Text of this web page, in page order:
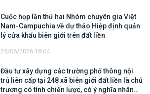
Cuộc họp lần thứ hai Nhóm chuyên gia Việt
Nam-Campuchia về dự thảo Hiệp định quản
lý cửa khẩu biên giới trên đất liền
25/06/2026 18:04
Đầu tư xây dựng các trường phổ thông nội
trú liên cấp tại 248 xã biên giới đất liền là chủ
trương có tính chiến lược, có ý nghĩa nhân